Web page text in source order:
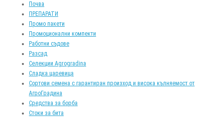
Почва
ПРЕПАРАТИ
Промо пакети
Промоционални компекти
Работни съдове
Разсад
Селекции Agrogradina
Сладка царевица
Сортови семена с гарантиран произход и висока кълняемост от
АгроГрадина
Средства за борба
Стоки за бита